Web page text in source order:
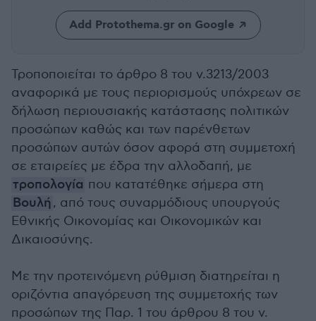
Add Protothema.gr on Google
Τροποποιείται το άρθρο 8 του ν.3213/2003
αναφορικά με τους περιορισμούς υπόχρεων σε
δήλωση περιουσιακής κατάστασης πολιτικών
προσώπων καθώς και των παρένθετων
προσώπων αυτών όσον αφορά στη συμμετοχή
σε εταιρείες με έδρα την αλλοδαπή, με
τροπολογία που κατατέθηκε σήμερα στη
Βουλή, από τους συναρμόδιους υπουργούς
Εθνικής Οικονομίας και Οικονομικών και
Δικαιοσύνης.
Με την προτεινόμενη ρύθμιση διατηρείται η
οριζόντια απαγόρευση της συμμετοχής των
προσώπων της Παρ. 1 του άρθρου 8 του ν.